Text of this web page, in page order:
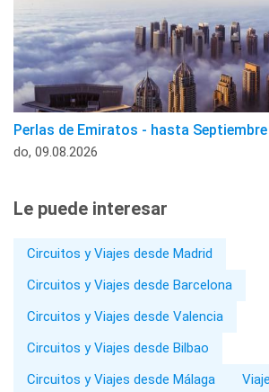
Perlas de Emiratos - hasta
do, 09.08.2026
Le puede interesar
Circuitos y Viajes desde Madrid
Circuitos y Viajes desde Barcelona
Circuitos y Viajes desde Valencia
Circuitos y Viajes desde Bilbao
Circuitos y Viajes desde Málaga